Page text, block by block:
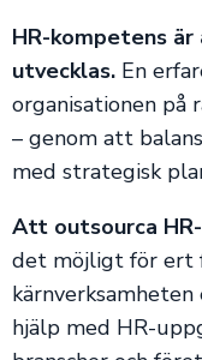
HR-kompetens
utvecklas. En
organisationen
– genom att
med strategisk
Att outsourca
det möjligt för ert
hjälp med HR-